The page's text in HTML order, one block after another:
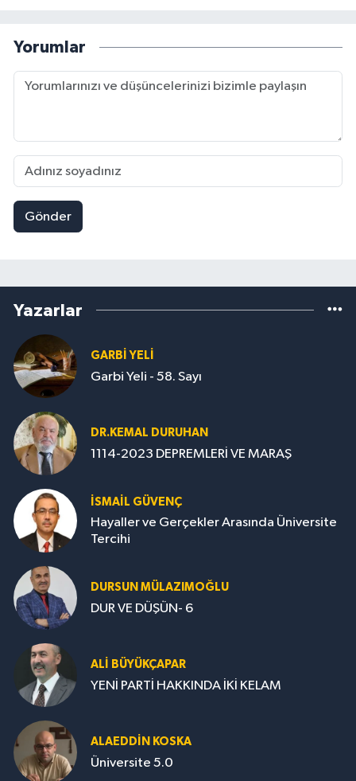
Yorumlar
Gönder
Yazarlar
GARBI YELI
Garbi Yeli - 58. Sayı
DR.KEMAL DURUHAN
1114-2023 DEPREMLERİ VE MARAŞ
İSMAİL GÜVENÇ
Hayaller ve Gerçekler Arasında Üniversite
Tercihi
DURSUN MÜLAZIMOĞLU
DUR VE DÜŞÜN- 6
ALİ BÜYÜKÇAPAR
YENİ PARTİ HAKKINDA İKİ KELAM
ALAEDDIN KOSKA
Üniversite 5.0